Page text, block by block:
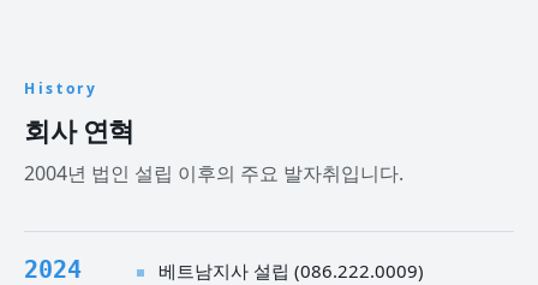
History
회사 연혁
2004년 법인 설립 이후의 주요 발자취입니다.
2024 베트남지사 설립 (086.222.0009)